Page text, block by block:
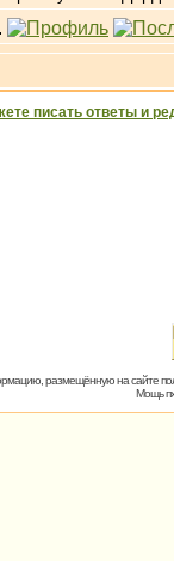
размещённую на сайте
Мощь